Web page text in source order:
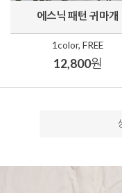
에스닉 패턴 귀마개
1color, FREE
12,800원